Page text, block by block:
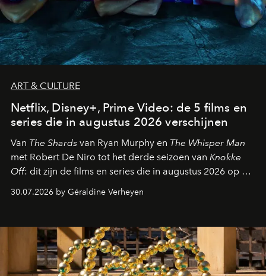
ART & CULTURE
Netflix, Disney+, Prime Video: de 5 films en
series die in augustus 2026 verschijnen
Van The Shards van Ryan Murphy en The Whisper Man
met Robert De Niro tot het derde seizoen van Knokke
Off: dit zijn de films en series die in augustus 2026 op de
streamingplatformen verschijnen.
30.07.2026 by Géraldine Verheyen